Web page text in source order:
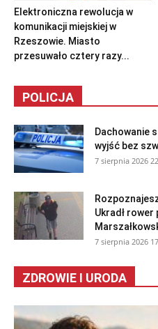
Elektroniczna rewolucja w
komunikacji miejskiej w
Rzeszowie. Miasto
przesuwało cztery razy...
POLICJA
Dachowanie
wyjść bez
7 sierpnia 2026
Ukradł
7 sierpnia 2026
ZDROWIE I URODA